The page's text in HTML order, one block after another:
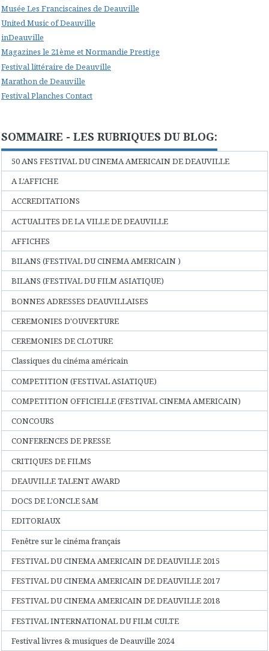
Musée Les Franciscaines de Deauville
United Music of Deauville
inDeauville
Magazines le 21ème et Normandie Prestige
Festival littéraire de Deauville
Marathon de Deauville
Festival Planches Contact
SOMMAIRE - LES RUBRIQUES DU BLOG:
50 ANS FESTIVAL DU CINEMA AMERICAIN DE DEAUVILLE
A L'AFFICHE
ACCREDITATIONS
ACTUALITES DE LA VILLE DE DEAUVILLE
AFFICHES
BILANS (FESTIVAL DU CINEMA AMERICAIN )
BILANS (FESTIVAL DU FILM ASIATIQUE)
BONNES ADRESSES DEAUVILLAISES
CEREMONIES D'OUVERTURE
CEREMONIES DE CLOTURE
Classiques du cinéma américain
COMPETITION (FESTIVAL ASIATIQUE)
COMPETITION OFFICIELLE (FESTIVAL CINEMA AMERICAIN)
CONCOURS
CONFERENCES DE PRESSE
CRITIQUES DE FILMS
DEAUVILLE TALENT AWARD
DOCS DE L'ONCLE SAM
EDITORIAUX
Fenêtre sur le cinéma français
FESTIVAL DU CINEMA AMERICAIN DE DEAUVILLE 2015
FESTIVAL DU CINEMA AMERICAIN DE DEAUVILLE 2017
FESTIVAL DU CINEMA AMERICAIN DE DEAUVILLE 2018
FESTIVAL INTERNATIONAL DU FILM CULTE
Festival livres & musiques de Deauville 2024